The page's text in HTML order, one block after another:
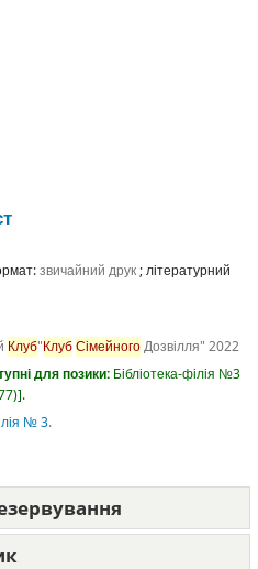
звичайний друк; літературний
Клуб"КлубСімейногоДозвілля" 2022
для позики: Бібліотека-філія №3
.
№ 3.